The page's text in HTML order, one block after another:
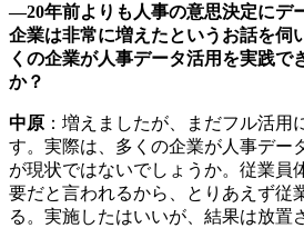
―20年前よりも人事の意思決定にデ
企業は非常に増えたというお話を伺
くの企業が人事データ活用を実践で
か？
中原 ：増えましたが、まだフル活用
す。実際は、多くの企業が人事デー
が現状ではないでしょうか。従業員
要だと言われるから、とりあえず従
る。実施したはいいが、結果は放置